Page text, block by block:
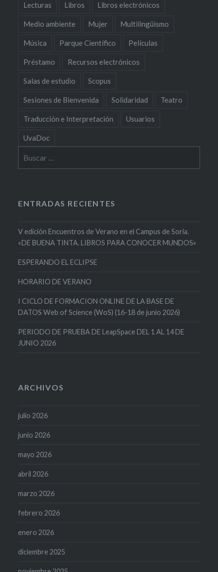
Lecturas Libros Libros electrónicos
Medio ambiente Mujer Multilingüismo
Música Parque Científico Películas
Préstamo Recursos electrónicos
Salas de estudio Scopus
Sesiones de Bienvenida Solidaridad Teatro
Traducción e Interpretación Usuarios
UvaDoc
ENTRADAS RECIENTES
V edición Encuentros de Verano en el Campus de Soria.
«DE BUENA TINTA. LIBROS PARA CONOCER MUNDOS»
ESPERANDO EL ECLIPSE
HORARIO DE VERANO
I CICLO DE FORMACION ONLINE DE LA BASE DE
DATOS Web of Science (WoS) (16-18 de junio 2026)
PERIODO DE PRUEBA DE LeapSpace DEL 1 AL 14 DE
JUNIO 2026
ARCHIVOS
julio 2026
junio 2026
mayo 2026
abril 2026
marzo 2026
febrero 2026
enero 2026
diciembre 2025